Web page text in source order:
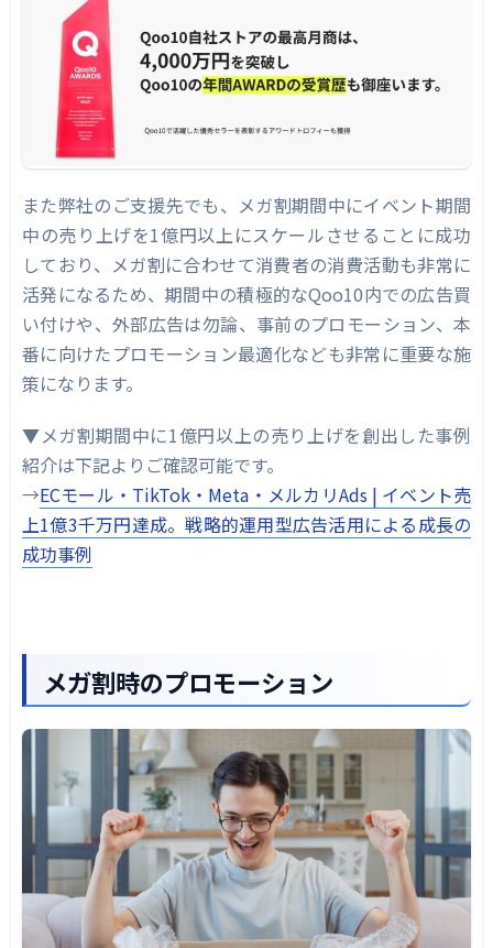
また弊社のご支援先でも、メガ割期間中にイベント期間
中の売り上げを1億円以上にスケールさせることに成功
しており、メガ割に合わせて消費者の消費活動も非常に
活発になるため、期間中の積極的なQoo10内での広告買
い付けや、外部広告は勿論、事前のプロモーション、本
番に向けたプロモーション最適化なども非常に重要な施
策になります。
▼メガ割期間中に1億円以上の売り上げを創出した事例
紹介は下記よりご確認可能です。
→ECモール・TikTok・Meta・メルカリAds | イベント売
上1億3千万円達成。戦略的運用型広告活用による成長の
成功事例
メガ割時のプロモーション